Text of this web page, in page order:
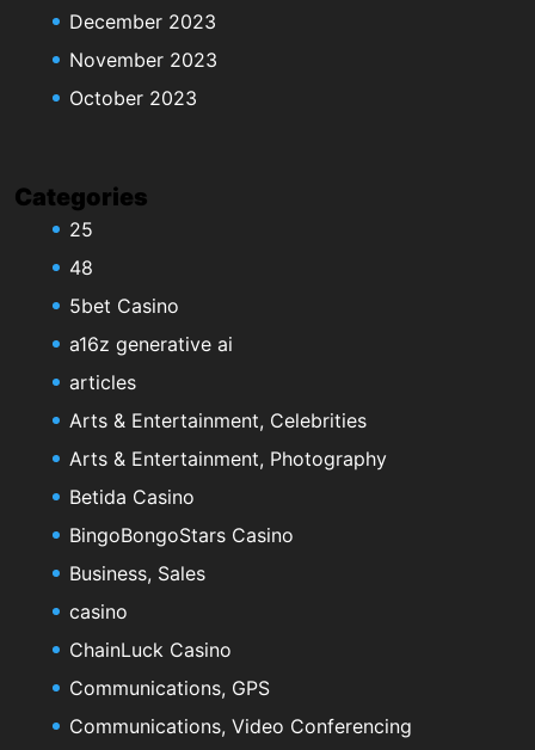
December 2023
November 2023
October 2023
Categories
25
48
5bet Casino
a16z generative ai
articles
Arts & Entertainment, Celebrities
Arts & Entertainment, Photography
Betida Casino
BingoBongoStars Casino
Business, Sales
casino
ChainLuck Casino
Communications, GPS
Communications, Video Conferencing